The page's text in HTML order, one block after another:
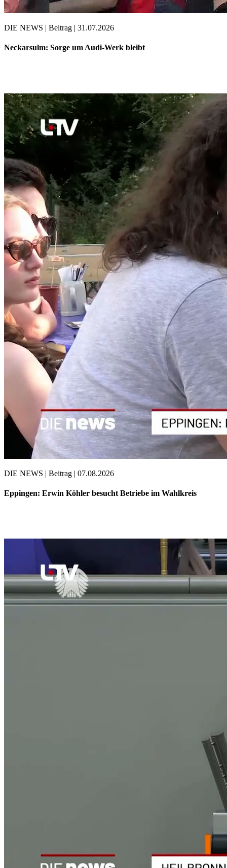
DIE NEWS | Beitrag | 31.07.2026
Neckarsulm: Sorge um Audi-Werk bleibt
DIE NEWS | Beitrag | 07.08.2026
Eppingen: Erwin Köhler besucht Betriebe im Wahlkreis